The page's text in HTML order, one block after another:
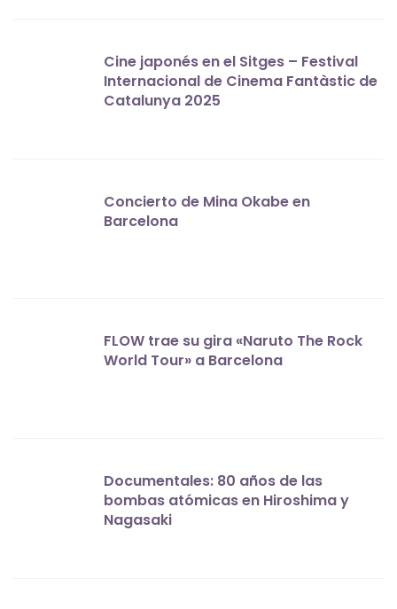
Cine japonés en el Sitges – Festival
Internacional de Cinema Fantàstic de
Catalunya 2025
Concierto de Mina Okabe en
Barcelona
FLOW trae su gira «Naruto The Rock
World Tour» a Barcelona
Documentales: 80 años de las
bombas atómicas en Hiroshima y
Nagasaki